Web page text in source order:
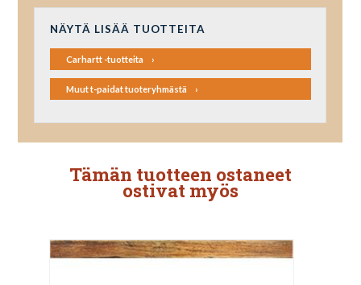
NÄYTÄ LISÄÄ TUOTTEITA
Carhartt -tuotteita
Muut t-paidat tuoteryhmästä
Tämän tuotteen ostaneet
ostivat myös